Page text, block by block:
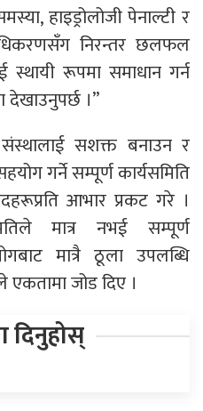
हाइड्रोलोजी पेनाल्टी र
निरन्तर छलफल
रूपमा समाधान गर्न
।”
संस्थालाई सशक्त बनाउन र
गर्ने सम्पूर्ण कार्यसमिति
आभार प्रकट गरे ।
मात्र नभई सम्पूर्ण
मात्रै ठूला उपलब्धि
जोड दिए ।
दिनुहोस्